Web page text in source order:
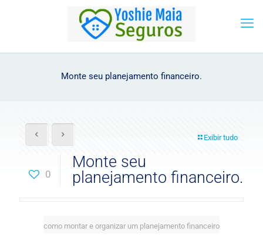
Monte seu planejamento financeiro.
Exibir tudo
0
Monte seu
planejamento financeiro.
como montar e organizar um planejamento financeiro